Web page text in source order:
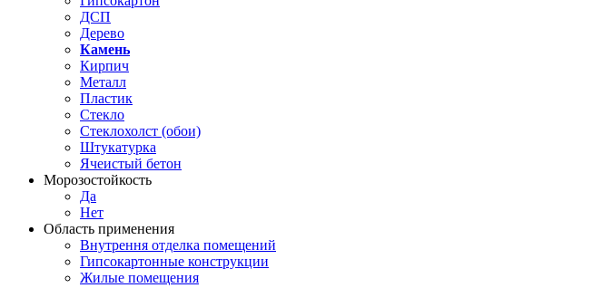
ДСП
Дерево
Камень
Кирпич
Металл
Пластик
Стекло
Стеклохолст (обои)
Штукатурка
Ячеистый бетон
Морозостойкость
Да
Нет
Область применения
Внутрення отделка помещений
Гипсокартонные конструкции
Жилые помещения